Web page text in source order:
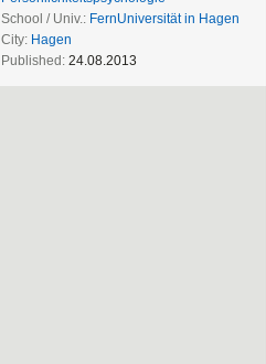
School / Univ.: FernUniversität in Hagen
City: Hagen
Published: 24.08.2013